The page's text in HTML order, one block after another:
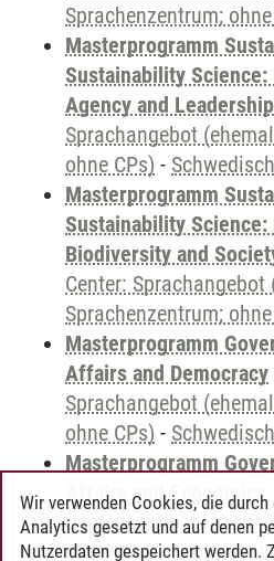
Sprachenzentrum;
Masterprogramm
Sustainability
Agency and Leadership
Sprachangebot
ohne CPs) -
Masterprogramm
Sustainability Science:
Biodiversity and
Center: Sprachangebot
Sprachenzentrum;
Masterprogramm
Affairs and Democracy
Sprachangebot
ohne CPs) -
Masterprogramm
Affairs and Economics
Sprachangebot
ohne CPs)-
Wir verwenden Cookies, die
Analytics gesetzt und auf denen
Nutzerdaten gespeichert werden.